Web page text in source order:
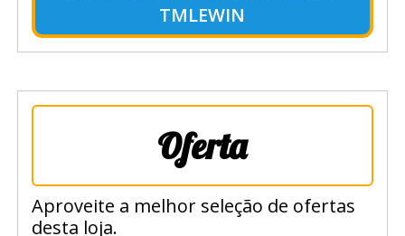
TMLEWIN
Oferta
Aproveite a melhor seleção de ofertas
desta loja.